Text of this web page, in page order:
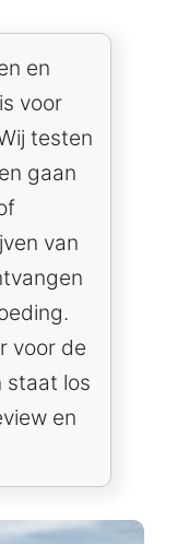
en
voor
testen
gaan
van
voor de
staat los
en